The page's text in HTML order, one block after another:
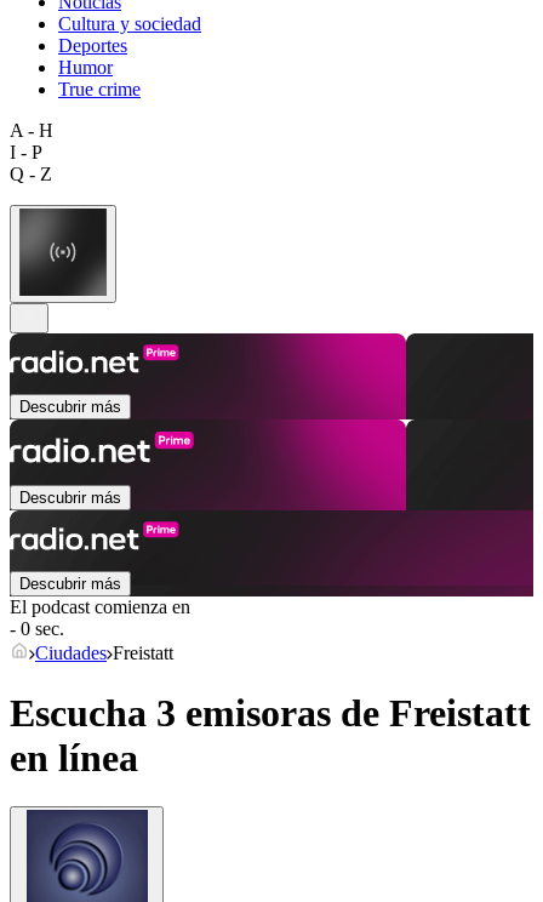
Cultura y sociedad
Deportes
Humor
True crime
A - H
I - P
Q - Z
Descubrir más
Descubrir más
Descubrir más
El podcast comienza en
- 0 sec.
Ciudades Freistatt
Escucha 3 emisoras de Freistatt
en línea